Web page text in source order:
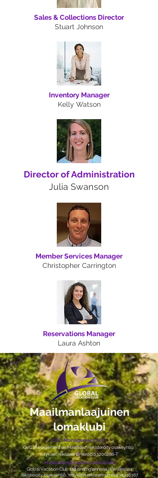
Sales & Collections Director
Stuart Johnson
Inventory Manager
Kelly Watson
Director of Administration
Julia Swanson
Member Services Manager
Christopher Carrington
Reservations Manager
Laura Ashton
Maailmanlaajuinen
lomaklubi
GVC Management Ltd
GVC Management on Malesiaan rekisteröity osakeyhtiö.
Yrityksen rekisterinumero 003206286-T
Maailmanlaajuinen lomaklubi
Global Vacation Club Ltd on Englannissa ja Walesissa
rekisteröity osakeyhtiö. Yrityksen rekisterinumero12346367